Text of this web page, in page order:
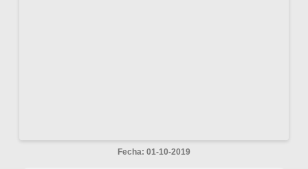
Fecha: 01-10-2019